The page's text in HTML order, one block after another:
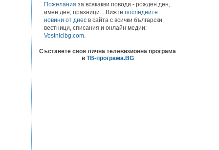
Пожелания за всякакви поводи - рожден ден,
имен ден, празници... Вижте последните
новини от днес в сайта с всички български
вестници, списания и онлайн медии:
Vestnicibg.com.
Съставете своя лична телевизионна програма
в ТВ-програма.BG